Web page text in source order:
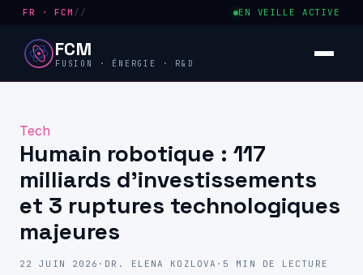
FR · FCM // EN VEILLE ACTIVE
FCM
FUSION · ÉNERGIE · R&D
Tech
Humain robotique : 117
milliards d’investissements
et 3 ruptures technologiques
majeures
22 JUIN 2026 · DR. ELENA KOZLOVA · 5 MIN DE LECTURE